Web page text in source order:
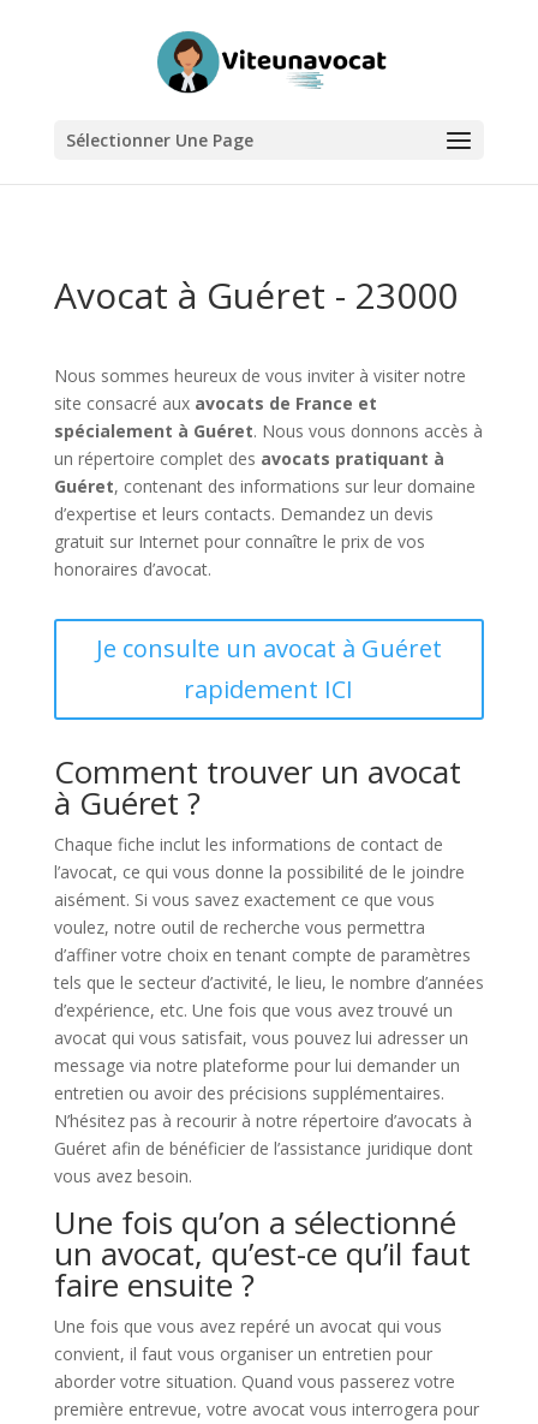
Sélectionner Une Page
Avocat à Guéret - 23000
Nous sommes heureux de vous inviter à visiter notre
site consacré aux avocats de France et
spécialement à Guéret. Nous vous donnons accès à
un répertoire complet des avocats pratiquant à
Guéret, contenant des informations sur leur domaine
d’expertise et leurs contacts. Demandez un devis
gratuit sur Internet pour connaître le prix de vos
honoraires d’avocat.
Je consulte un avocat à Guéret
rapidement ICI
Comment trouver un avocat
à Guéret ?
Chaque fiche inclut les informations de contact de
l’avocat, ce qui vous donne la possibilité de le joindre
aisément. Si vous savez exactement ce que vous
voulez, notre outil de recherche vous permettra
d’affiner votre choix en tenant compte de paramètres
tels que le secteur d’activité, le lieu, le nombre d’années
d’expérience, etc. Une fois que vous avez trouvé un
avocat qui vous satisfait, vous pouvez lui adresser un
message via notre plateforme pour lui demander un
entretien ou avoir des précisions supplémentaires.
N’hésitez pas à recourir à notre répertoire d’avocats à
Guéret afin de bénéficier de l’assistance juridique dont
vous avez besoin.
Une fois qu’on a sélectionné
un avocat, qu’est-ce qu’il faut
faire ensuite ?
Une fois que vous avez repéré un avocat qui vous
convient, il faut vous organiser un entretien pour
aborder votre situation. Quand vous passerez votre
première entrevue, votre avocat vous interrogera pour